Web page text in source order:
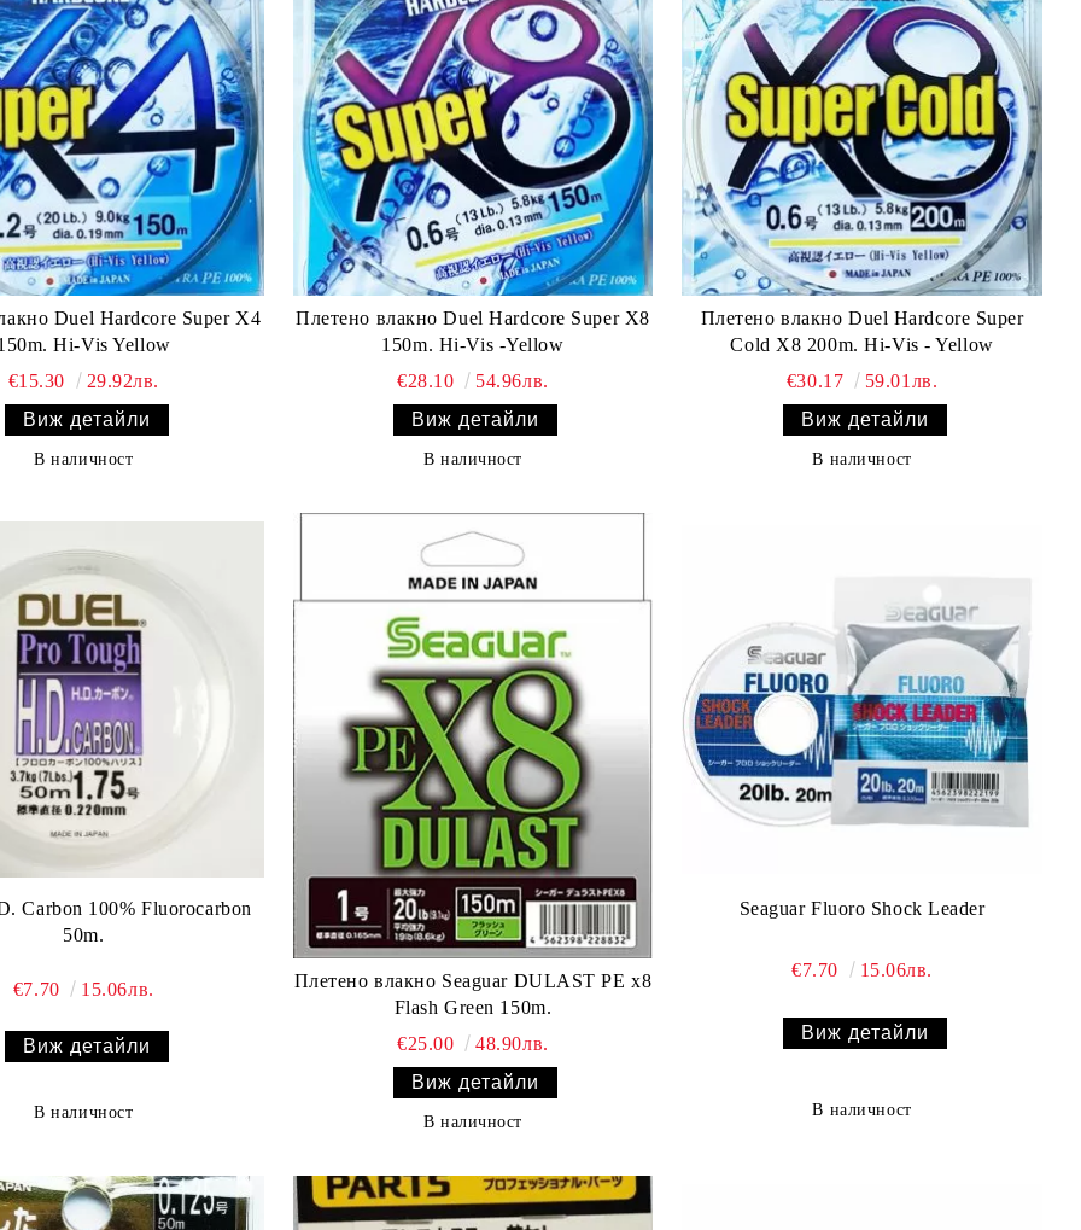
Duel Hardcore Super X4
Hi-Vis Yellow
€15.30
29.92лв.
Виж детайли
В наличност
Плетено влакно Duel Hardcore Super X8
150m. Hi-Vis -Yellow
€28.10
54.96лв.
Виж детайли
В наличност
Плетено влакно Duel Hardcore Super
Cold X8 200m. Hi-Vis - Yellow
€30.17
59.01лв.
Виж детайли
В наличност
Carbon 100% Fluorocarbon
50m.
€7.70 15.06лв.
Виж детайли
В наличност
Плетено влакно Seaguar DULAST PE x8
Flash Green 150m.
€25.00
48.90лв.
Виж детайли
В наличност
Seaguar Fluoro Shock Leader
€7.70 15.06лв.
Виж детайли
В наличност